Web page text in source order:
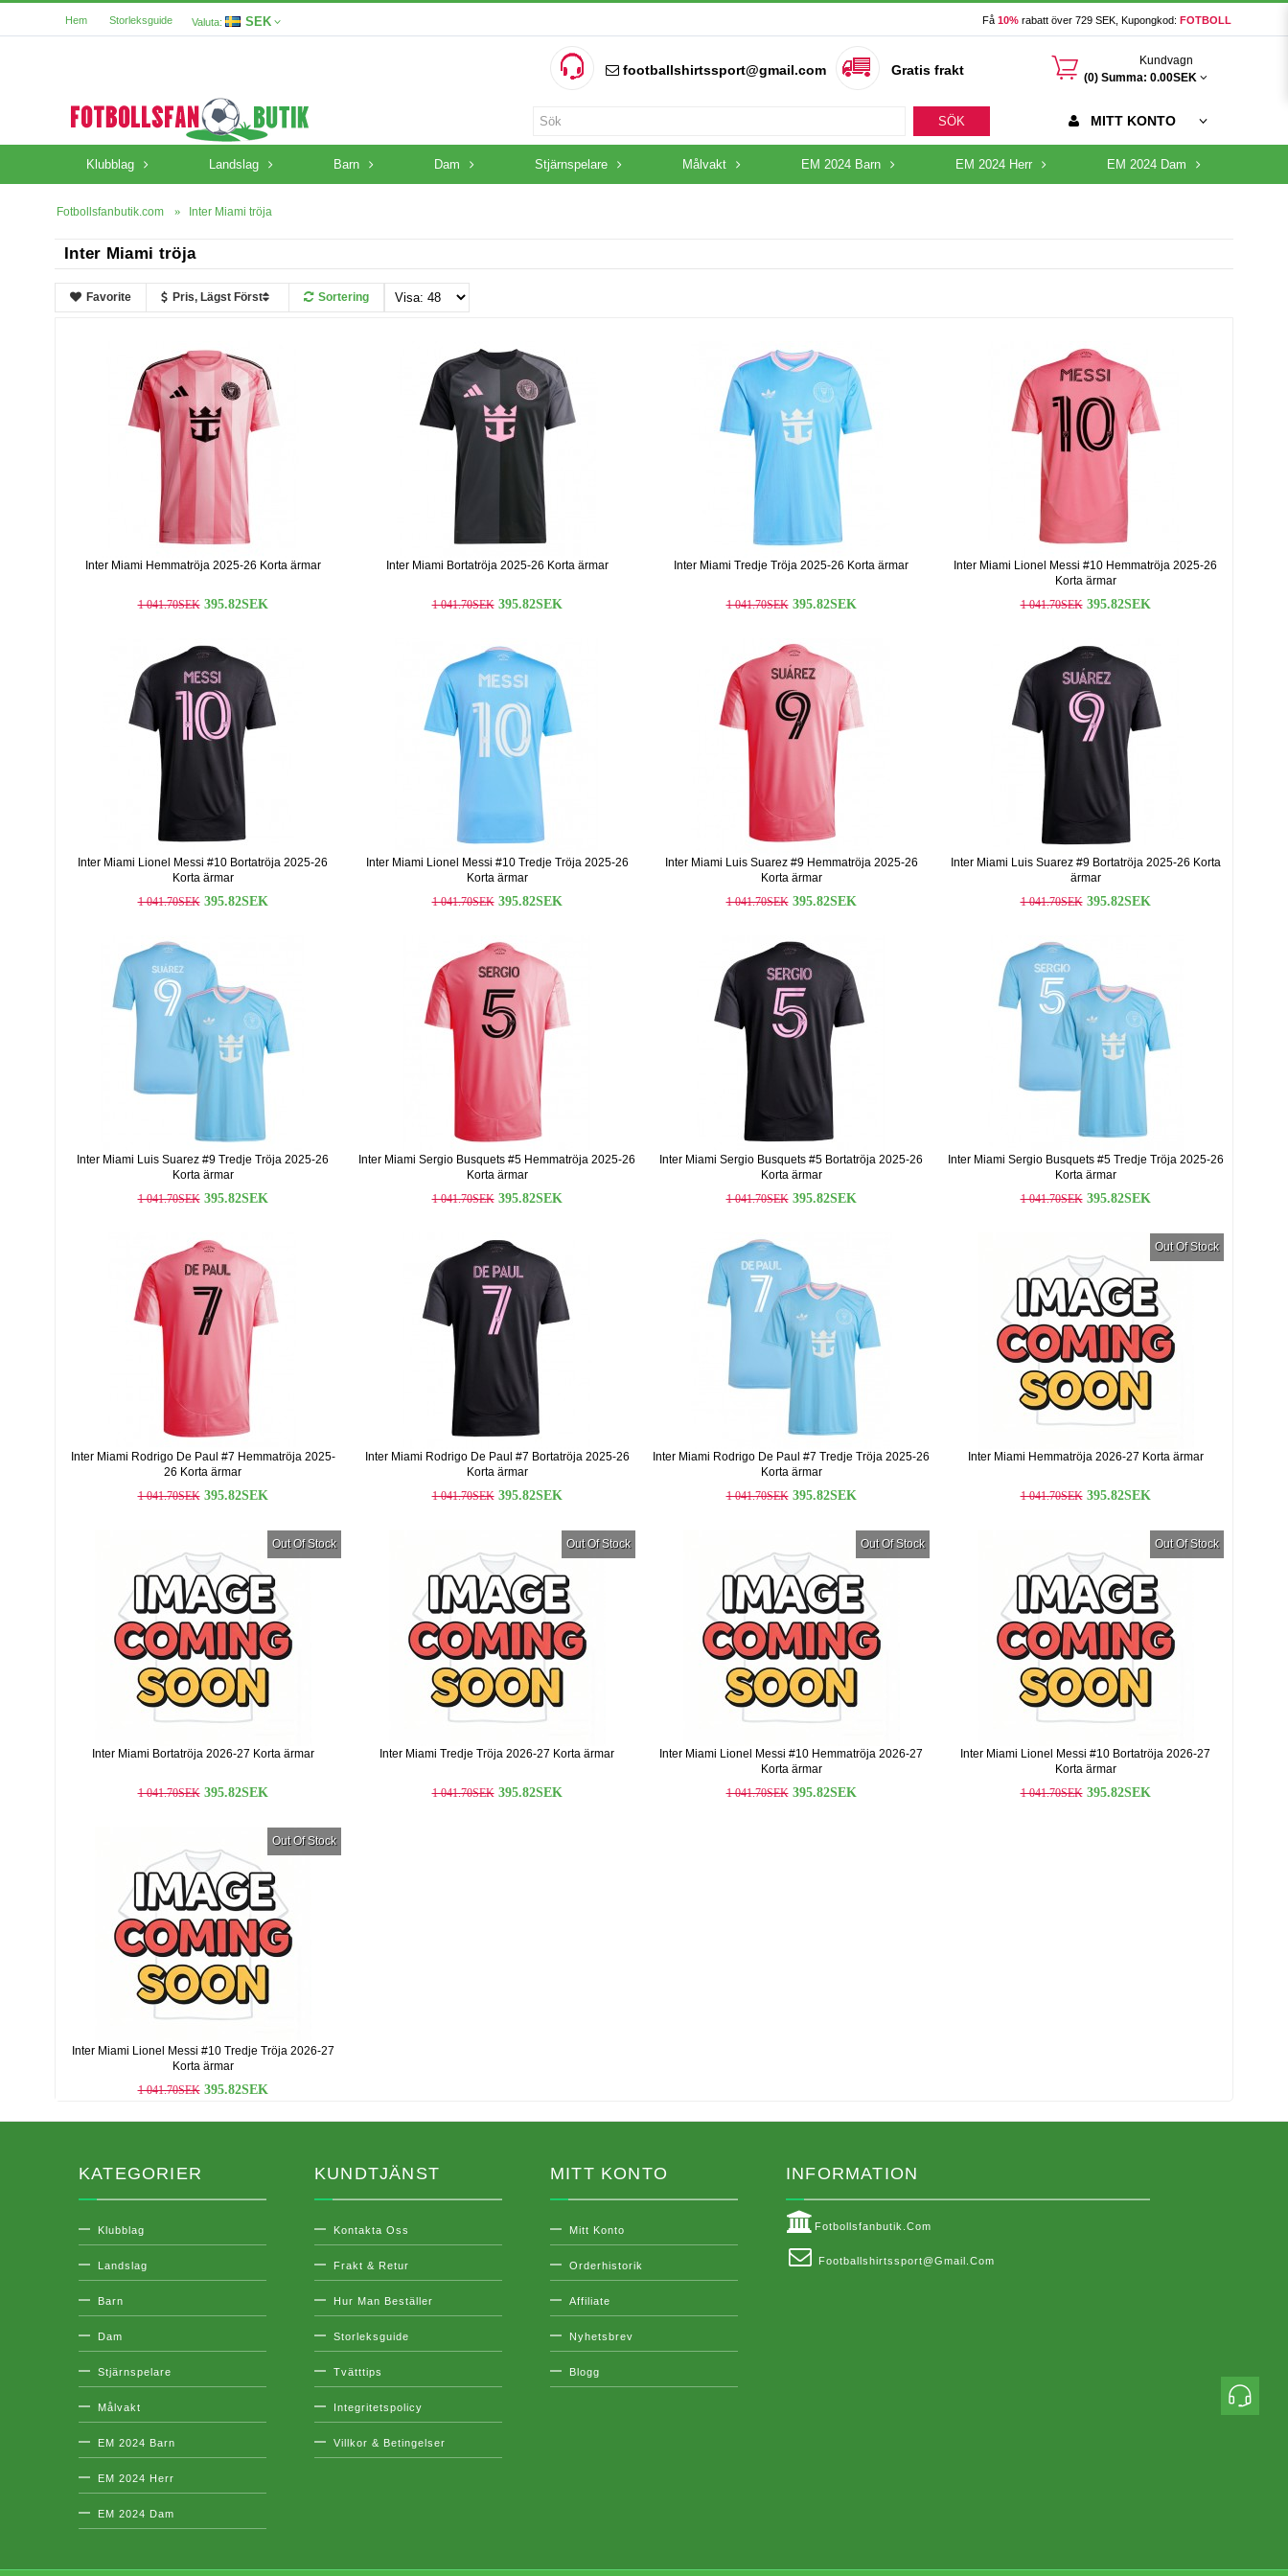
Hem Storleksguide Valuta: SEK Få 10% rabatt över 729 SEK, Kupongkod: FOTBOLL
footballshirtssport@gmail.com Gratis frakt 󰃦
Kundvagn
(0) Summa: 0.00SEK
SÖK MITT KONTO
Klubblag Landslag Barn Dam Stjärnspelare Målvakt EM 2024 Barn EM 2024 Herr EM 2024 Dam
Fotbollsfanbutik.com Inter Miami tröja
Inter Miami tröja
Favorite Pris, Lägst Först Sortering
Inter Miami Hemmatröja 2025-26 Korta ärmar
1 041.70SEK 395.82SEK
Inter Miami Bortatröja 2025-26 Korta ärmar
1 041.70SEK 395.82SEK
Inter Miami Tredje Tröja 2025-26 Korta ärmar
1 041.70SEK 395.82SEK
Inter Miami Lionel Messi #10 Hemmatröja 2025-26
Korta ärmar
1 041.70SEK 395.82SEK
Inter Miami Lionel Messi #10 Bortatröja 2025-26
Korta ärmar
1 041.70SEK 395.82SEK
Inter Miami Lionel Messi #10 Tredje Tröja 2025-26
Korta ärmar
1 041.70SEK 395.82SEK
Inter Miami Luis Suarez #9 Hemmatröja 2025-26
Korta ärmar
1 041.70SEK 395.82SEK
Inter Miami Luis Suarez #9 Bortatröja 2025-26 Korta
ärmar
1 041.70SEK 395.82SEK
Inter Miami Luis Suarez #9 Tredje Tröja 2025-26
Korta ärmar
1 041.70SEK 395.82SEK
Inter Miami Sergio Busquets #5 Hemmatröja 2025-26
Korta ärmar
1 041.70SEK 395.82SEK
Inter Miami Sergio Busquets #5 Bortatröja 2025-26
Korta ärmar
1 041.70SEK 395.82SEK
Inter Miami Sergio Busquets #5 Tredje Tröja 2025-26
Korta ärmar
1 041.70SEK 395.82SEK
Inter Miami Rodrigo De Paul #7 Hemmatröja 2025-
26 Korta ärmar
1 041.70SEK 395.82SEK
Inter Miami Rodrigo De Paul #7 Bortatröja 2025-26
Korta ärmar
1 041.70SEK 395.82SEK
Inter Miami Rodrigo De Paul #7 Tredje Tröja 2025-26
Korta ärmar
1 041.70SEK 395.82SEK
Out Of Stock
Inter Miami Hemmatröja 2026-27 Korta ärmar
1 041.70SEK 395.82SEK
Out Of Stock
Inter Miami Bortatröja 2026-27 Korta ärmar
1 041.70SEK 395.82SEK
Out Of Stock
Inter Miami Tredje Tröja 2026-27 Korta ärmar
1 041.70SEK 395.82SEK
Out Of Stock
Inter Miami Lionel Messi #10 Hemmatröja 2026-27
Korta ärmar
1 041.70SEK 395.82SEK
Out Of Stock
Inter Miami Lionel Messi #10 Bortatröja 2026-27
Korta ärmar
1 041.70SEK 395.82SEK
Out Of Stock
Inter Miami Lionel Messi #10 Tredje Tröja 2026-27
Korta ärmar
1 041.70SEK 395.82SEK
KATEGORIER
Klubblag
Landslag
Barn
Dam
Stjärnspelare
Målvakt
EM 2024 Barn
EM 2024 Herr
EM 2024 Dam
KUNDTJÄNST
Kontakta Oss
Frakt & Retur
Hur Man Beställer
Storleksguide
Tvätttips
Integritetspolicy
Villkor & Betingelser
MITT KONTO
Mitt Konto
Orderhistorik
Affiliate
Nyhetsbrev
Blogg
INFORMATION
Fotbollsfanbutik.com
Footballshirtssport@gmail.com